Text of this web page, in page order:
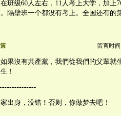
班级60人左右，11人考上大学，加上
隔壁班一个都没有考上。全国还有的
留言时间
果沒有共產黨，我們從我們的父輩就
！
出身，没错！否则，你做梦去吧！